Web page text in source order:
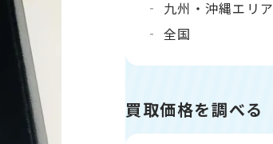
九州・沖縄エリア
全国
買取価格を調べる